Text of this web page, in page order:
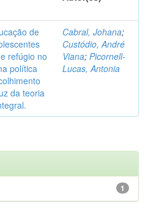
de
refúgio no
política
da teoria
Cabral, Johana;
Custódio, André
Viana; Picornell-
Lucas, Antonia
1